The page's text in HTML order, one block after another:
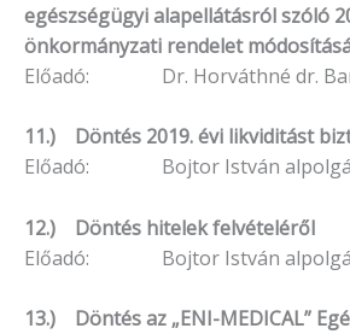
egészségügyi alapellátásról szóló
önkormányzati rendelet
Előadó: Dr. Horváthné dr.
11.) Döntés 2019. évi likviditást
Előadó: Bojtor István
12.) Döntés hitelek felvételéről
Előadó: Bojtor István
13.) Döntés az „ENI-MEDICAL”